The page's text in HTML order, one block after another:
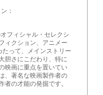
：
フィシャル・セレクシ
ィクション、アニメー
って、メインストリー
胆さにこだわり、特に
映画に重点を置いてい
、著名な映画製作者の
者の才能の発掘です。